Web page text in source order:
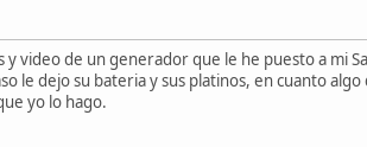
video de un generador que le he puesto a mi
le dejo su bateria y sus platinos, en cuanto
yo lo hago.